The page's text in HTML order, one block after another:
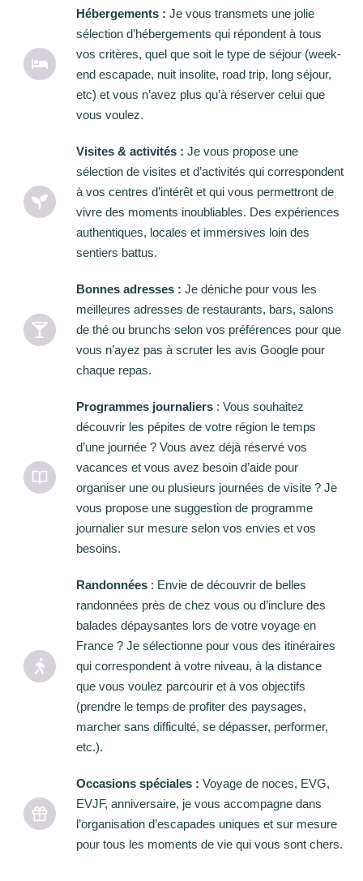
Hébergements : Je vous transmets une jolie
sélection d’hébergements qui répondent à tous
vos critères, quel que soit le type de séjour (week-
end escapade, nuit insolite, road trip, long séjour,
etc) et vous n’avez plus qu’à réserver celui que
vous voulez.
Visites & activités : Je vous propose une
sélection de visites et d’activités qui correspondent
à vos centres d’intérêt et qui vous permettront de
vivre des moments inoubliables. Des expériences
authentiques, locales et immersives loin des
sentiers battus.
Bonnes adresses : Je déniche pour vous les
meilleures adresses de restaurants, bars, salons
de thé ou brunchs selon vos préférences pour que
vous n’ayez pas à scruter les avis Google pour
chaque repas.
Programmes journaliers : Vous souhaitez
découvrir les pépites de votre région le temps
d’une journée ? Vous avez déjà réservé vos
vacances et vous avez besoin d’aide pour
organiser une ou plusieurs journées de visite ? Je
vous propose une suggestion de programme
journalier sur mesure selon vos envies et vos
besoins.
Randonnées : Envie de découvrir de belles
randonnées près de chez vous ou d’inclure des
balades dépaysantes lors de votre voyage en
France ? Je sélectionne pour vous des itinéraires
qui correspondent à votre niveau, à la distance
que vous voulez parcourir et à vos objectifs
(prendre le temps de profiter des paysages,
marcher sans difficulté, se dépasser, performer,
etc.).
Occasions spéciales : Voyage de noces, EVG,
EVJF, anniversaire, je vous accompagne dans
l’organisation d’escapades uniques et sur mesure
pour tous les moments de vie qui vous sont chers.